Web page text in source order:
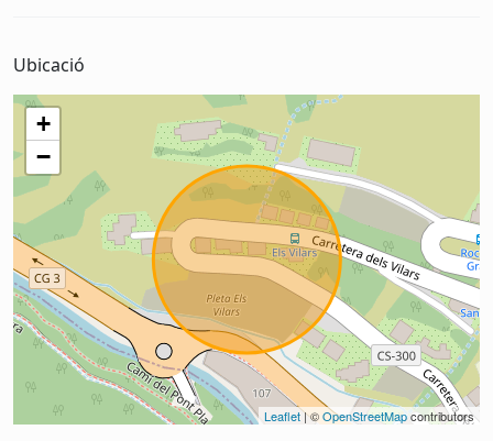
Ubicació
+
−
Leaflet| ©OpenStreetMapcontributors